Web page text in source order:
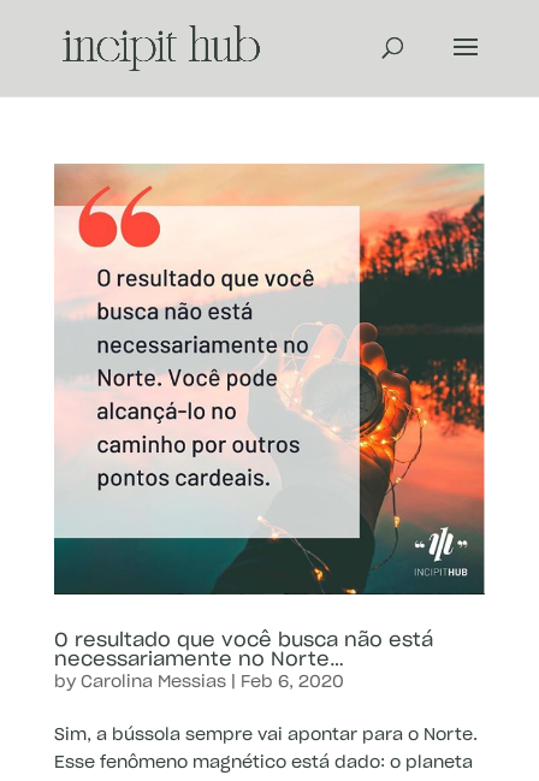
O resultado que você busca não está
necessariamente no Norte…
by Carolina Messias| Feb 6, 2020
Sim, a bússola sempre vai apontar para o Norte.
Esse fenômeno magnético está dado: o planeta